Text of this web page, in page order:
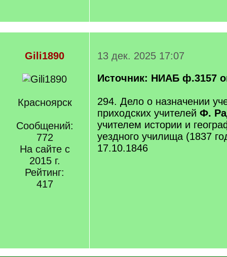
Gili1890
Красноярск
Сообщений:
772
На сайте с
2015 г.
Рейтинг:
417
13 дек. 2025 17:07
Источник: НИАБ ф.3157
294. Дело о назначении
приходских учителей Ф.
учителем истории и
уездного училища (1837
17.10.1846